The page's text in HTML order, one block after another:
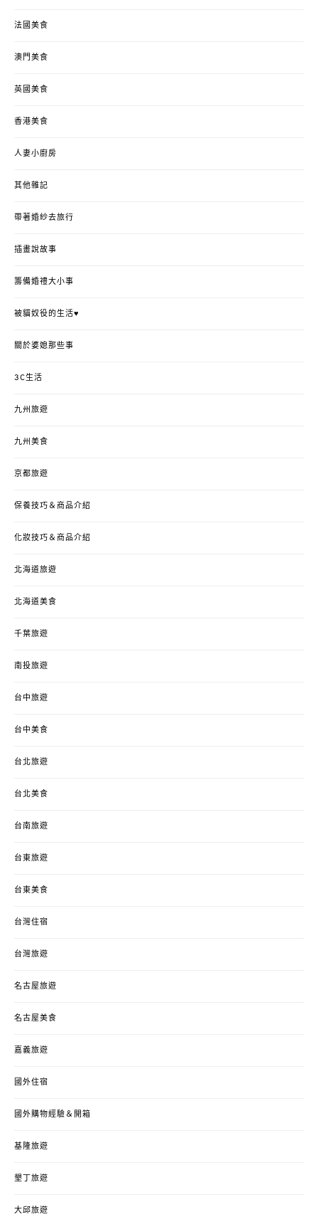
法國美食
澳門美食
英國美食
香港美食
人妻小廚房
其他雜記
帶著婚紗去旅行
插畫說故事
籌備婚禮大小事
被貓奴役的生活♥
關於婆媳那些事
3C生活
九州旅遊
九州美食
京都旅遊
保養技巧＆商品介紹
化妝技巧＆商品介紹
北海道旅遊
北海道美食
千葉旅遊
南投旅遊
台中旅遊
台中美食
台北旅遊
台北美食
台南旅遊
台東旅遊
台東美食
台灣住宿
台灣旅遊
名古屋旅遊
名古屋美食
嘉義旅遊
國外住宿
國外購物經驗＆開箱
基隆旅遊
墾丁旅遊
大邱旅遊